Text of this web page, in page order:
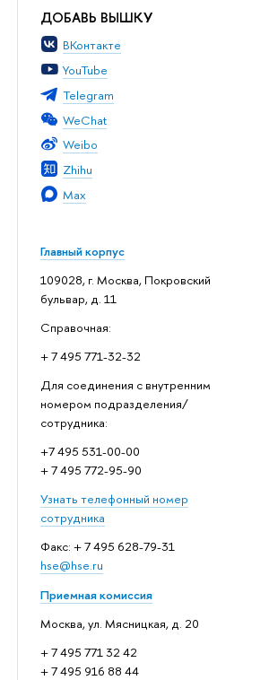
ДОБАВЬ ВЫШКУ
ВКонтакте
YouTube
Telegram
WeChat
Weibo
Zhihu
Max
Главный корпус
109028, г. Москва, Покровский
бульвар, д. 11
Справочная:
+ 7 495 771-32-32
Для соединения с внутренним
номером подразделения/
сотрудника:
+7 495 531-00-00
+ 7 495 772-95-90
Узнать телефонный номер
сотрудника
Факс: + 7 495 628-79-31
hse@hse.ru
Приемная комиссия
Москва, ул. Мясницкая, д. 20
+ 7 495 771 32 42
+ 7 495 916 88 44